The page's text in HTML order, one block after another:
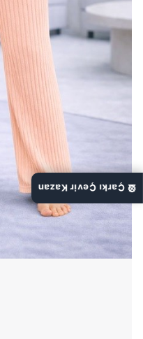
🎡 Çarkı Çevir Kazan